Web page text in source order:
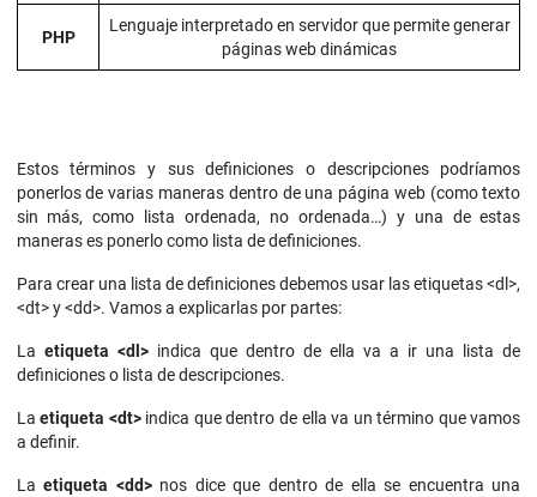
PHP
Lenguaje interpretado en servidor que permite generar
páginas web dinámicas
Estos términos y sus definiciones o descripciones podríamos
ponerlos de varias maneras dentro de una página web (como texto
sin más, como lista ordenada, no ordenada…) y una de estas
maneras es ponerlo como lista de definiciones.
Para crear una lista de definiciones debemos usar las etiquetas <dl>,
<dt> y <dd>. Vamos a explicarlas por partes:
La etiqueta <dl>indica que dentro de ella va a ir una lista de
definiciones o lista de descripciones.
La etiqueta <dt>indica que dentro de ella va un término que vamos
a definir.
Laetiqueta <dd>nos dice que dentro de ella se encuentra una